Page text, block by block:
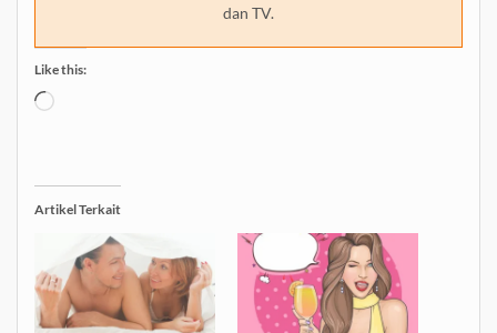
dan TV.
Like this:
Loading…
Artikel Terkait